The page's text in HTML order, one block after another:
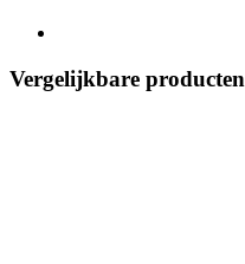
Vergelijkbare producten